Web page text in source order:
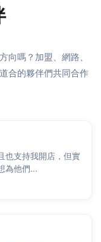
向嗎？加盟、網路、
合的夥伴們共同合作
也支持我開店，但實
為他們...